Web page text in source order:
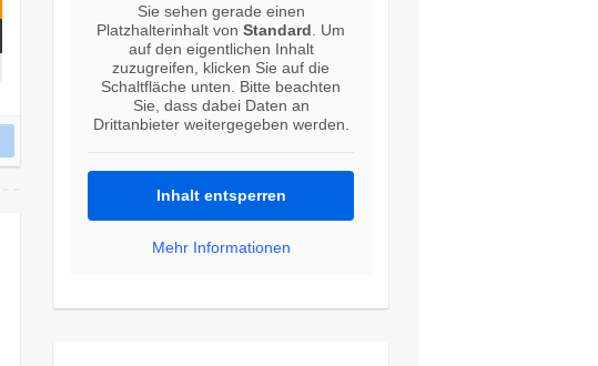
Sie sehen gerade einen
Platzhalterinhalt vonStandard . Um
auf den eigentlichen Inhalt
zuzugreifen, klicken Sie auf die
Schaltfläche unten. Bitte beachten
Sie, dass dabei Daten an
Drittanbieter weitergegeben werden.
Inhalt entsperren
Mehr Informationen